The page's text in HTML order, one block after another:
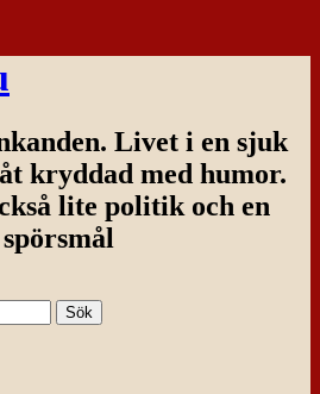
Livet i en sjuk
kryddad med humor.
lite politik och en